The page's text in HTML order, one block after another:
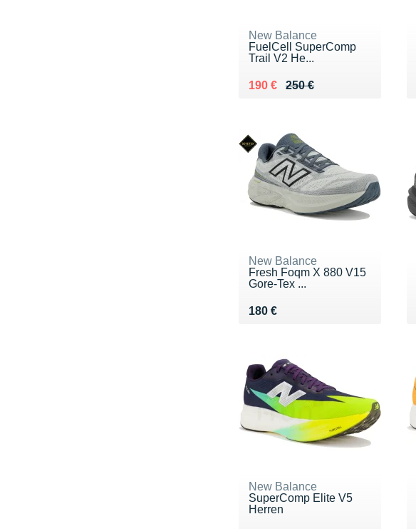
New Balance
FuelCell SuperComp
Trail V2 He...
250 €
Au lieu de 250 €
190 €
Vendu 190 €
New Balance
Fresh Foqm X 880 V15
Gore-Tex ...
180 €
Vendu 180 €
New Balance
SuperComp Elite V5
Herren